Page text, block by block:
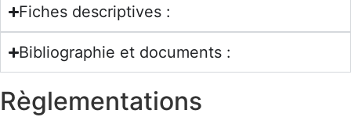
Fiches descriptives :
Bibliographie et documents :
Règlementations